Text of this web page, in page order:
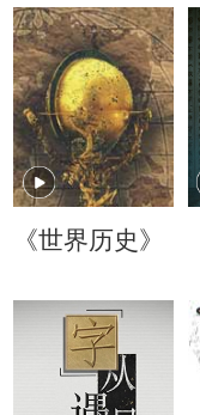
《世界历史》